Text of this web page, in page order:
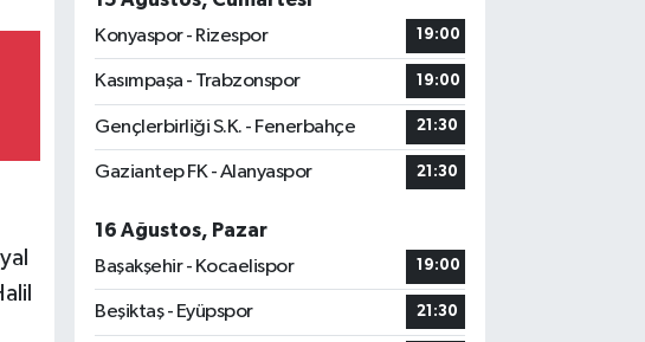
Konyaspor - Rizespor
19:00
Kasımpaşa - Trabzonspor 19:00
Gençlerbirliği S.K. - Fenerbahçe 21:30
Gaziantep FK - Alanyaspor 21:30
16 Ağustos, Pazar
Başakşehir - Kocaelispor
19:00
Beşiktaş - Eyüpspor 21:30